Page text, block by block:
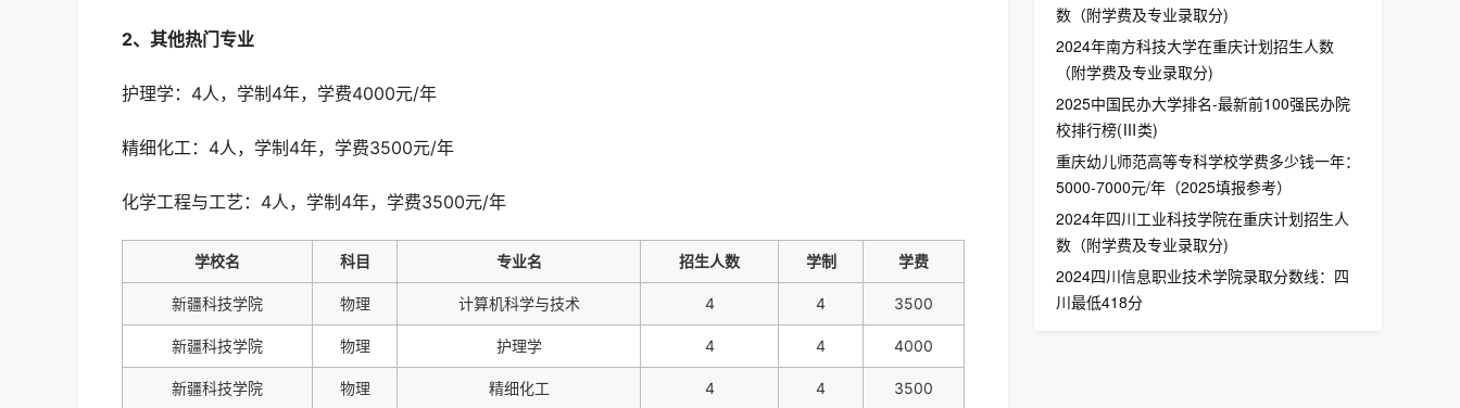
2、其他热门专业
护理学：4人，学制4年，学费4000元/年
精细化工：4人，学制4年，学费3500元/年
化学工程与工艺：4人，学制4年，学费3500元/年
学校名 科目 专业名 招生人数 学制 学费
新疆科技学院 物理 计算机科学与技术 4 4 3500
新疆科技学院 物理 护理学 4 4 4000
新疆科技学院 物理 精细化工 4 4 3500
数（附学费及专业录取分)
2024年南方科技大学在重庆计划招生人数
（附学费及专业录取分)
2025中国民办大学排名-最新前100强民办院
校排行榜(Ⅲ类)
重庆幼儿师范高等专科学校学费多少钱一年：
5000-7000元/年（2025填报参考）
2024年四川工业科技学院在重庆计划招生人
数（附学费及专业录取分)
2024四川信息职业技术学院录取分数线：四
川最低418分